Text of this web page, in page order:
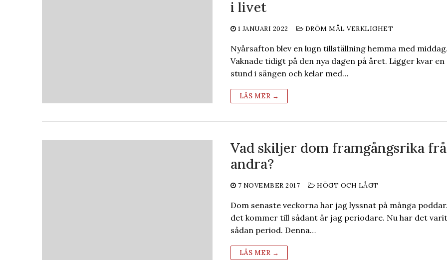
i livet
1 JANUARI 2022 DRÖM MÅL VERKLIGHET
Nyårsafton blev en lugn tillställning hemma med middag.
Vaknade tidigt på den nya dagen på året. Ligger kvar en
stund i sängen och kelar med…
LÄS MER →
Vad skiljer dom framgångsrika
andra?
7 NOVEMBER 2017 HÖGT OCH LÅGT
Dom senaste veckorna har jag lyssnat på många
det kommer till sådant är jag periodare. Nu har det
sådan period. Denna…
LÄS MER →